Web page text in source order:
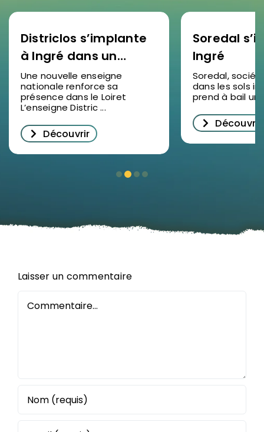
Districlos s’implante
à Ingré dans un
nouveau bâtiment
d’activités
Une nouvelle enseigne
nationale renforce sa
présence dans le Loiret
L’enseigne Distric ...
Découvrir
Soredal
Ingré
Soredal,
dans les sols
prend à bail un
Découvrir
Laisser un commentaire